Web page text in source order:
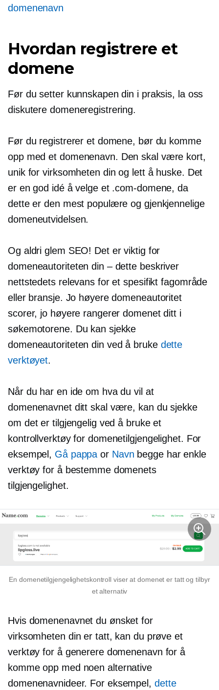
domenenavn
Hvordan registrere et
domene
Før du setter kunnskapen din i praksis, la oss
diskutere domeneregistrering.
Før du registrerer et domene, bør du komme
opp med et domenenavn. Den skal være kort,
unik for virksomheten din og lett å huske. Det
er en god idé å velge et .com-domene, da
dette er den mest populære og gjenkjennelige
domeneutvidelsen.
Og aldri glem SEO! Det er viktig for
domeneautoriteten din – dette beskriver
nettstedets relevans for et spesifikt fagområde
eller bransje. Jo høyere domeneautoritet
scorer, jo høyere rangerer domenet ditt i
søkemotorene. Du kan sjekke
domeneautoriteten din ved å bruke dette
verktøyet.
Når du har en ide om hva du vil at
domenenavnet ditt skal være, kan du sjekke
om det er tilgjengelig ved å bruke et
kontrollverktøy for domenetilgjengelighet. For
eksempel, Gå pappa or Navn begge har enkle
verktøy for å bestemme domenets
tilgjengelighet.
En domenetilgjengelighetskontroll viser at domenet er tatt og tilbyr
et alternativ
Hvis domenenavnet du ønsket for
virksomheten din er tatt, kan du prøve et
verktøy for å generere domenenavn for å
komme opp med noen alternative
domenenavnideer. For eksempel, dette